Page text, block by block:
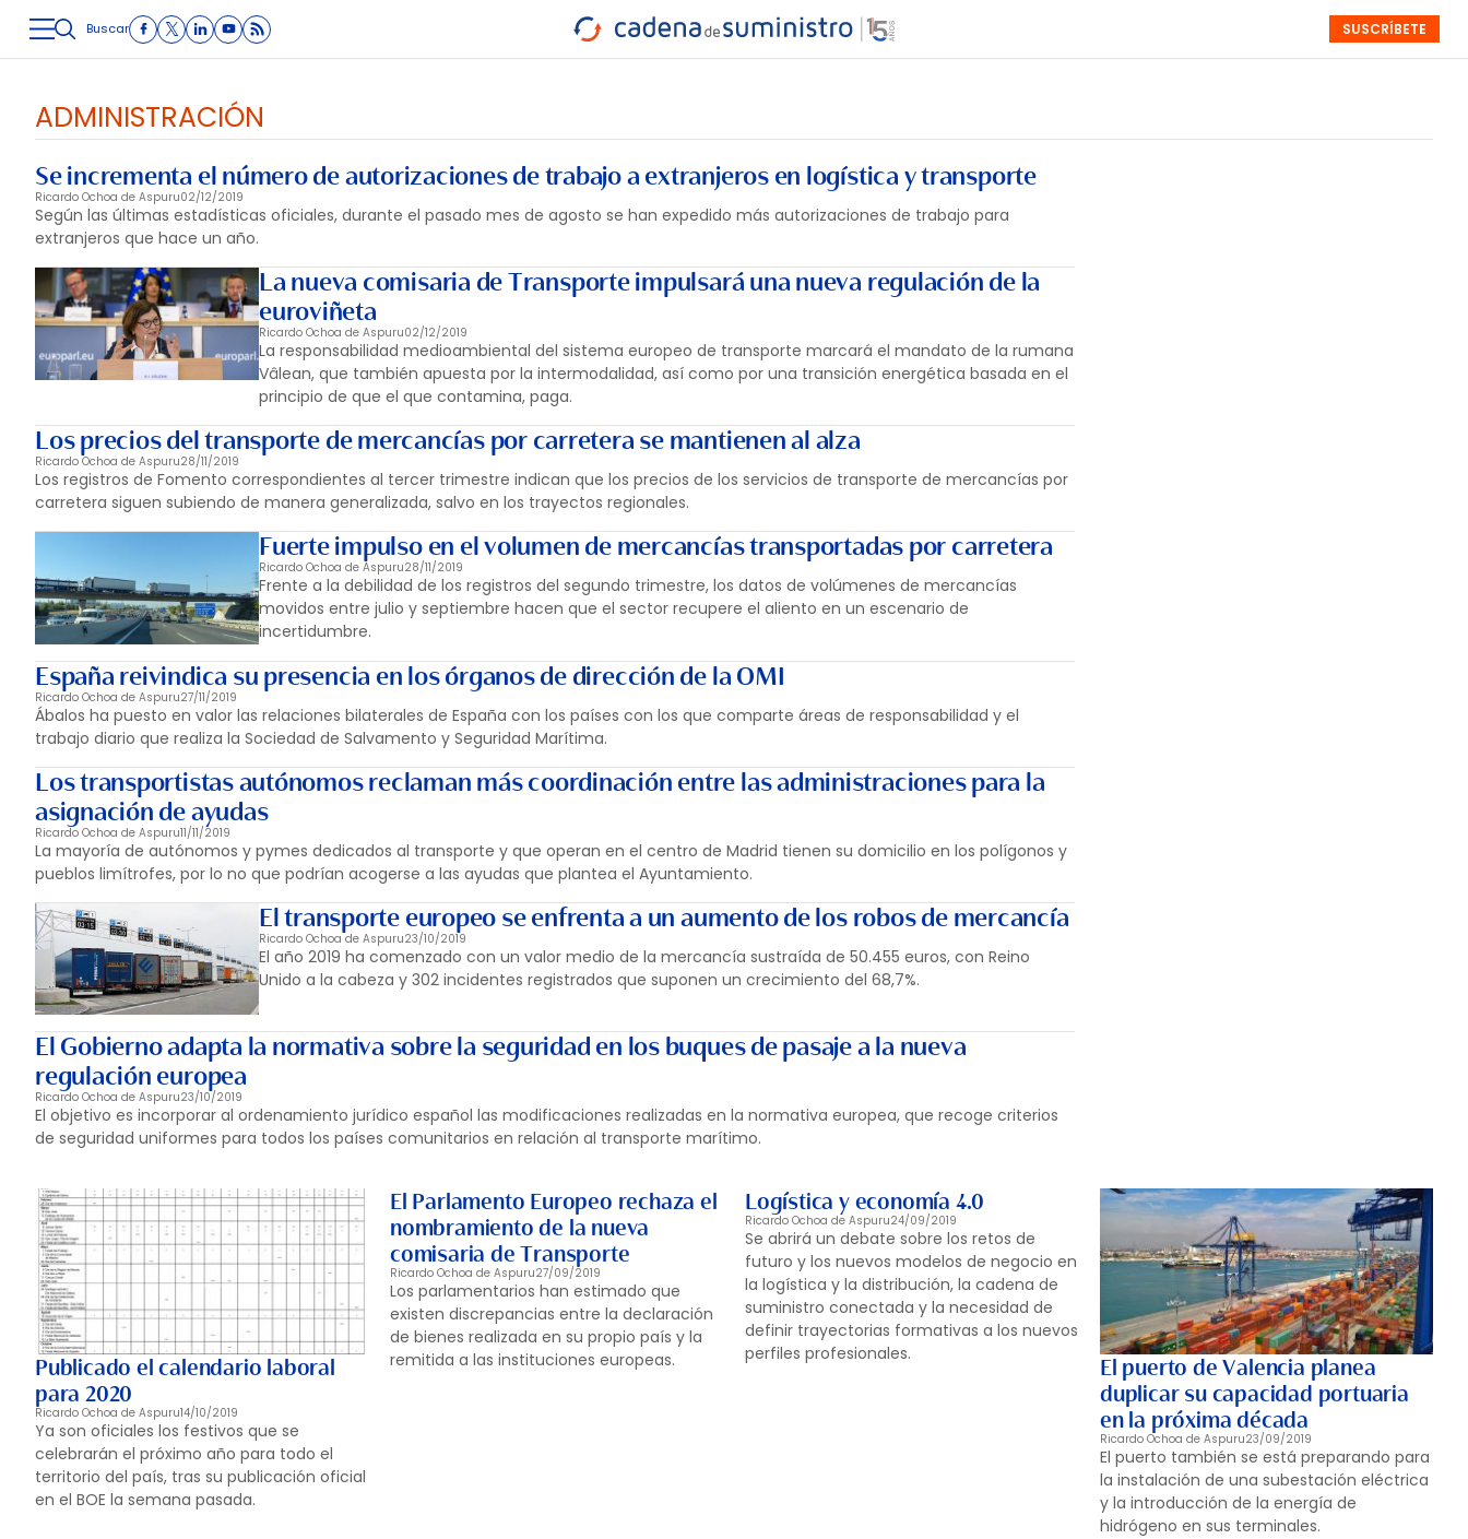
LOGÍSTICA INMOLOGÍSTICA INTRALOGÍSTICA CARRETERA
CARRETERA
MARÍTIMO INTERMODAL PROTAGONISTAS
SEMANALES
MONOGRÁFICOS EVENTOS
SUSCRÍBETE
Buscar
ADMINISTRACIÓN
Se incrementa el número de autorizaciones de trabajo a extranjeros en logística y transporte
Ricardo Ochoa de Aspuru02/12/2019
Según las últimas estadísticas oficiales, durante el pasado mes de agosto se han expedido más autorizaciones de trabajo para
extranjeros que hace un año.
La nueva comisaria de Transporte impulsará una nueva regulación de la
euroviñeta
Ricardo Ochoa de Aspuru02/12/2019
La responsabilidad medioambiental del sistema europeo de transporte marcará el mandato de la rumana
Vâlean, que también apuesta por la intermodalidad, así como por una transición energética basada en el
principio de que el que contamina, paga.
Los precios del transporte de mercancías por carretera se mantienen al alza
Ricardo Ochoa de Aspuru28/11/2019
Los registros de Fomento correspondientes al tercer trimestre indican que los precios de los servicios de transporte de mercancías por
carretera siguen subiendo de manera generalizada, salvo en los trayectos regionales.
Fuerte impulso en el volumen de mercancías transportadas por carretera
Ricardo Ochoa de Aspuru28/11/2019
Frente a la debilidad de los registros del segundo trimestre, los datos de volúmenes de mercancías
movidos entre julio y septiembre hacen que el sector recupere el aliento en un escenario de
incertidumbre.
España reivindica su presencia en los órganos de dirección de la OMI
Ricardo Ochoa de Aspuru27/11/2019
Ábalos ha puesto en valor las relaciones bilaterales de España con los países con los que comparte áreas de responsabilidad y el
trabajo diario que realiza la Sociedad de Salvamento y Seguridad Marítima.
Los transportistas autónomos reclaman más coordinación entre las administraciones para la
asignación de ayudas
Ricardo Ochoa de Aspuru11/11/2019
La mayoría de autónomos y pymes dedicados al transporte y que operan en el centro de Madrid tienen su domicilio en los polígonos y
pueblos limítrofes, por lo no que podrían acogerse a las ayudas que plantea el Ayuntamiento.
El transporte europeo se enfrenta a un aumento de los robos de mercancía
Ricardo Ochoa de Aspuru23/10/2019
El año 2019 ha comenzado con un valor medio de la mercancía sustraída de 50.455 euros, con Reino
Unido a la cabeza y 302 incidentes registrados que suponen un crecimiento del 68,7%.
El Gobierno adapta la normativa sobre la seguridad en los buques de pasaje a la nueva
regulación europea
Ricardo Ochoa de Aspuru23/10/2019
El objetivo es incorporar al ordenamiento jurídico español las modificaciones realizadas en la normativa europea, que recoge criterios
de seguridad uniformes para todos los países comunitarios en relación al transporte marítimo.
Publicado el calendario laboral
para 2020
Ricardo Ochoa de Aspuru14/10/2019
Ya son oficiales los festivos que se
celebrarán el próximo año para todo el
territorio del país, tras su publicación oficial
en el BOE la semana pasada.
El Parlamento Europeo rechaza el
nombramiento de la nueva
comisaria de Transporte
Ricardo Ochoa de Aspuru27/09/2019
Los parlamentarios han estimado que
existen discrepancias entre la declaración
de bienes realizada en su propio país y la
remitida a las instituciones europeas.
Logística y economía 4.0
Ricardo Ochoa de Aspuru24/09/2019
Se abrirá un debate sobre los retos de
futuro y los nuevos modelos de negocio en
la logística y la distribución, la cadena de
suministro conectada y la necesidad de
definir trayectorias formativas a los nuevos
perfiles profesionales.
El puerto de Valencia planea
duplicar su capacidad portuaria
en la próxima década
Ricardo Ochoa de Aspuru23/09/2019
El puerto también se está preparando para
la instalación de una subestación eléctrica
y la introducción de la energía de
hidrógeno en sus terminales.